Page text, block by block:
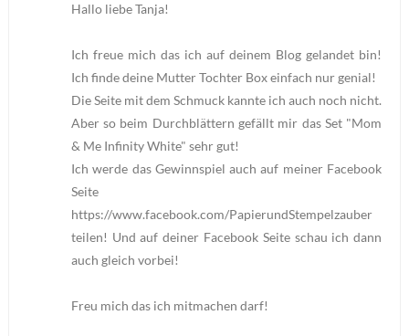
Hallo liebe Tanja!
Ich freue mich das ich auf deinem Blog gelandet bin!
Ich finde deine Mutter Tochter Box einfach nur genial!
Die Seite mit dem Schmuck kannte ich auch noch nicht.
Aber so beim Durchblättern gefällt mir das Set "Mom
& Me Infinity White" sehr gut!
Ich werde das Gewinnspiel auch auf meiner Facebook
Seite
https://www.facebook.com/PapierundStempelzauber
teilen! Und auf deiner Facebook Seite schau ich dann
auch gleich vorbei!
Freu mich das ich mitmachen darf!